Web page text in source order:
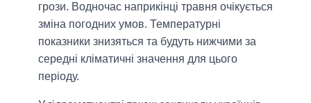
грози. Водночас наприкінці травня очікується
зміна погодних умов. Температурні
показники знизяться та будуть нижчими за
середні кліматичні значення для цього
періоду.